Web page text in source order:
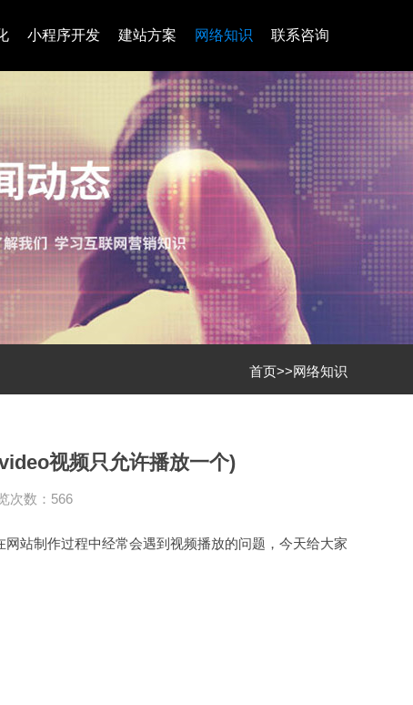
小程序开发 建站方案 网络知识 联系咨询
首页>>网络知识
视频只允许播放一个)
次数：566
网站制作过程中经常会遇到视频播放的问题，今天给大家